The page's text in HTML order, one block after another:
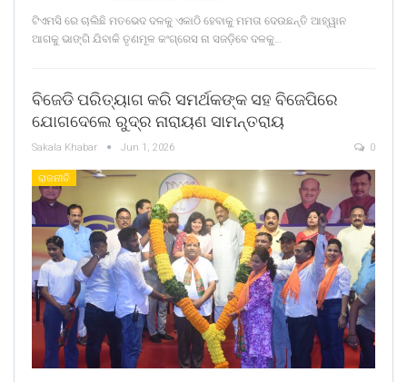
ଟିଏମସି ରେ ଚାଲିଛି ମତଭେଦ ଦଳକୁ ଏକାଠି ହେବାକୁ ମମତା ଦେଉଛନ୍ତି ଆହ୍ୱାନ
ଆଗକୁ ଭାଙ୍ଗି ଯିବାକି ତୃଣମୂଳ କଂଗ୍ରେସ ନା ସଜଡ଼ିବେ ଦଳକୁ…
ବିଜେଡି ପରିତ୍ୟାଗ କରି ସମର୍ଥକଙ୍କ ସହ ବିଜେପିରେ
ଯୋଗଦେଲେ ରୁଦ୍ର ନାରାୟଣ ସାମନ୍ତରାୟ
Sakala Khabar Jun 1, 2026 0
ରାଜନୀତି